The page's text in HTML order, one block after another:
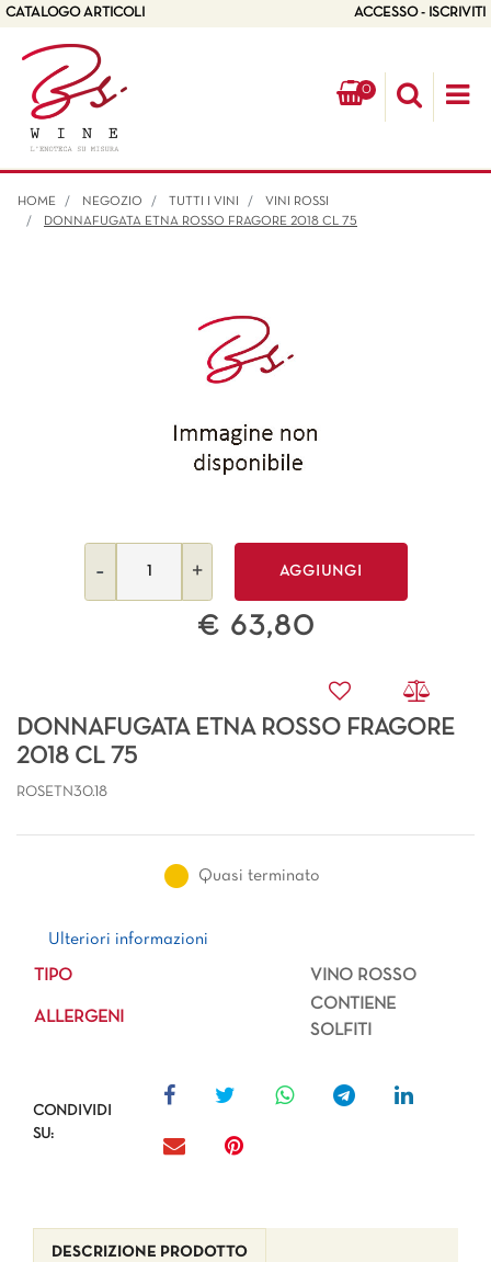
CATALOGO ARTICOLI ACCESSO - ISCRIVITI
0
HOME NEGOZIO TUTTI I VINI
VINI ROSSI
DONNAFUGATA ETNA ROSSO FRAGORE 2018 CL 75
AGGIUNGI
€ 63,80
DONNAFUGATA ETNA ROSSO FRAGORE
2018 CL 75
ROSETN30.18
Quasi terminato
Ulteriori informazioni
Ulteriori informazioni
TIPO VINO ROSSO
ALLERGENI
CONTIENE
SOLFITI
CONDIVIDI
SU:
DESCRIZIONE PRODOTTO